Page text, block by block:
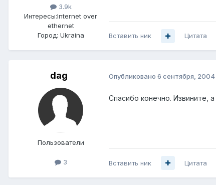
3.9k
Интересы:Internet over
ethernet
Город: Ukraina Вставить ник Цитата
dag
Пользователи
3
Опубликовано 6 сентября, 2004
Спасибо конечно. Извините,
Вставить ник Цитата